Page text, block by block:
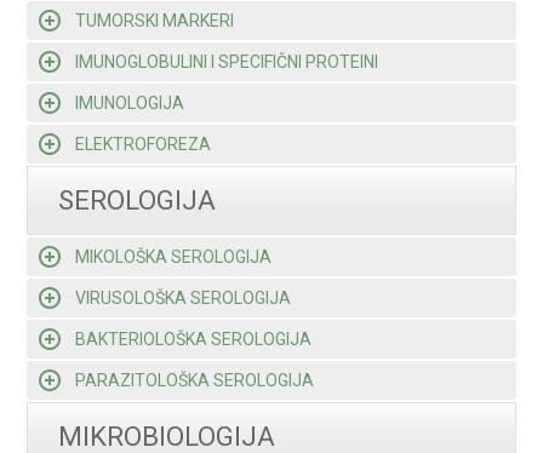
TUMORSKI MARKERI
IMUNOGLOBULINI I SPECIFIČNI PROTEINI
IMUNOLOGIJA
ELEKTROFOREZA
SEROLOGIJA
MIKOLOŠKA SEROLOGIJA
VIRUSOLOŠKA SEROLOGIJA
BAKTERIOLOŠKA SEROLOGIJA
PARAZITOLOŠKA SEROLOGIJA
MIKROBIOLOGIJA